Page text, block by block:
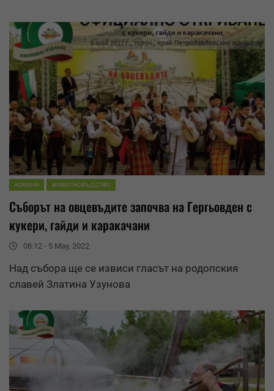
НОВИНИ ЖИВОТНОВЪДСТВО
Съборът на овцевъдите започва на Гергьовден с
кукери, гайди и каракачани
08:12 - 5 May, 2022
Над събора ще се извиси гласът на родопския
славей Златина Узунова